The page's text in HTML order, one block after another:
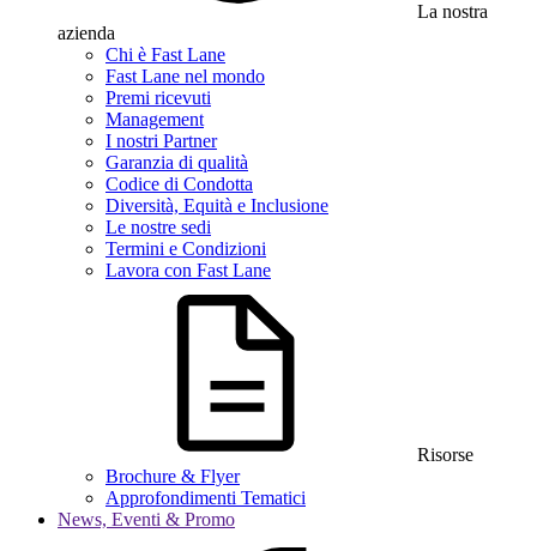
La nostra
azienda
Chi è Fast Lane
Fast Lane nel mondo
Premi ricevuti
Management
I nostri Partner
Garanzia di qualità
Codice di Condotta
Diversità, Equità e Inclusione
Le nostre sedi
Termini e Condizioni
Lavora con Fast Lane
Risorse
Brochure & Flyer
Approfondimenti Tematici
News, Eventi & Promo